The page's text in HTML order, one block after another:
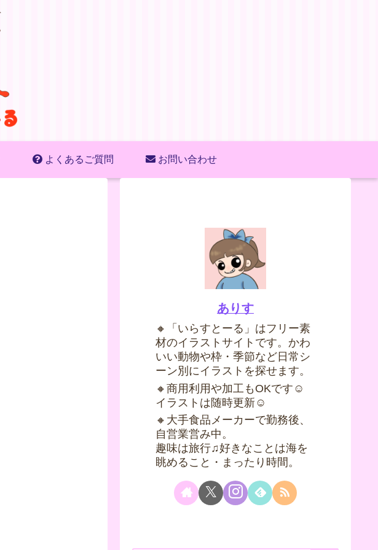
よくあるご質問 お問い合わせ
ありす
🔸「いらすとーる」はフリー素
材のイラストサイトです。かわ
いい動物や枠・季節など日常シ
ーン別にイラストを探せます。
🔸商用利用や加工もOKです☺
イラストは随時更新☺
🔸大手食品メーカーで勤務後、
自営業営み中。
趣味は旅行♫好きなことは海を
眺めること・まったり時間。